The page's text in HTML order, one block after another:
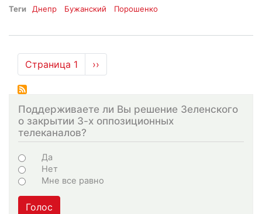
Теги Днепр Бужанский Порошенко
Нумерация
страниц
Страница 1
Следующая
страница
››
Поддерживаете ли Вы решение Зеленского
о закрытии 3-х оппозиционных
телеканалов?
Choices
Да
Нет
Мне все равно
Голос